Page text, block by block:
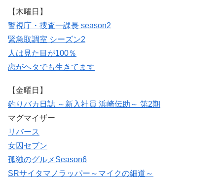
【木曜日】
警視庁・捜査一課長 season2
緊急取調室 シーズン2
人は見た目が100％
恋がヘタでも生きてます
【金曜日】
釣りバカ日誌 ～新入社員 浜崎伝助～ 第2期
マグマイザー
リバース
女囚セブン
孤独のグルメSeason6
SRサイタマノラッパー～マイクの細道～